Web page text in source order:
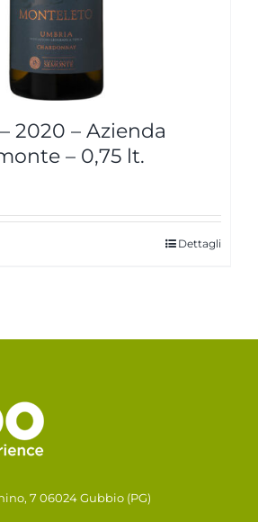
2020 – Azienda
– 0,75 lt.
Dettagli
7 06024 Gubbio (PG)